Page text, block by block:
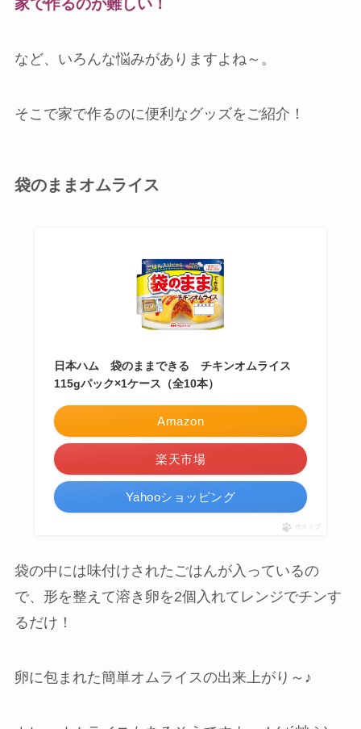
家で作るのが難しい！
など、いろんな悩みがありますよね～。
そこで家で作るのに便利なグッズをご紹介！
袋のままオムライス
日本ハム 袋のままできる チキンオムライス
115gパック×1ケース（全10本）
Amazon
楽天市場
Yahooショッピング
ポチップ
袋の中には味付けされたごはんが入っているの
で、形を整えて溶き卵を2個入れてレンジでチンす
るだけ！
卵に包まれた簡単オムライスの出来上がり～♪